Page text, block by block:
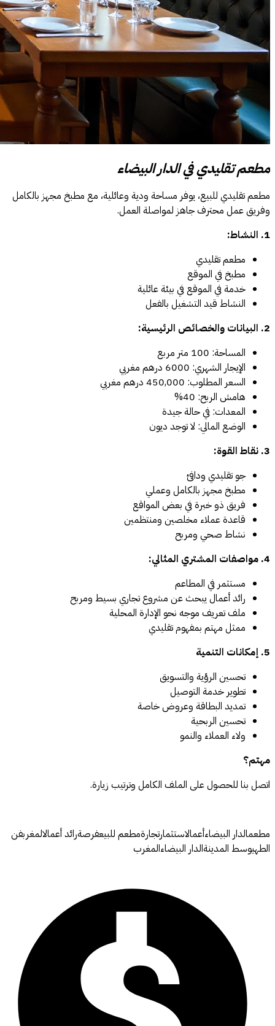
مطعم تقليدي في الدار البيضاء
مطعم تقليدي للبيع، يوفر مساحة ودية وعائلية، مع مطبخ مجهز بالكامل
وفريق عمل محترف جاهز لمواصلة العمل.
1. النشاط:
مطعم تقليدي
مطبخ في الموقع
خدمة في الموقع في بيئة عائلية
النشاط قيد التشغيل بالفعل
2. البيانات والخصائص الرئيسية:
المساحة: 100 متر مربع
الإيجار الشهري: 6000 درهم مغربي
السعر المطلوب: 450,000 درهم مغربي
هامش الربح: 40%
المعدات: في حالة جيدة
الوضع المالي: لا توجد ديون
3. نقاط القوة:
جو تقليدي ودافئ
مطبخ مجهز بالكامل وعملي
فريق ذو خبرة في بعض المواقع
قاعدة عملاء مخلصين ومنتظمين
نشاط صحي ومربح
4. مواصفات المشتري المثالي:
مستثمر في المطاعم
رائد أعمال يبحث عن مشروع تجاري بسيط ومربح
ملف تعريف موجه نحو الإدارة المحلية
ممثل مهتم بمفهوم تقليدي
5. إمكانات التنمية
تحسين الرؤية والتسويق
تطوير خدمة التوصيل
تمديد البطاقة وعروض خاصة
تحسين الربحية
ولاء العملاء والنمو
مهتم؟
اتصل بنا للحصول على الملف الكامل وترتيب زيارة.
مطعمالدار البيضاءأعمالاستثمارتجارةمطعم للبيعفرصةرائد أعمالالمغربفن
الطهيوسط المدينةالدار البيضاءالمغرب